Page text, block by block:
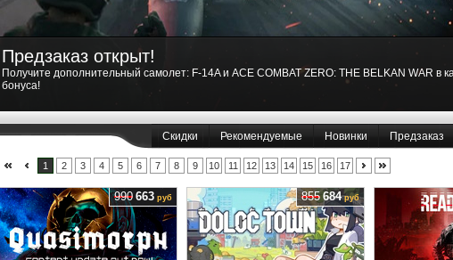
Предзаказ открыт!
Получите дополнительный самолет: F-14A и ACE COMBAT ZERO: THE BELKAN WAR в
бонуса!
Предзаказ
Новинки
Рекомендуемые
Скидки
1 2 3 4 5 6 7 8 9 10 11 12 13 14 15 16 17
990 663 руб 855 684руб